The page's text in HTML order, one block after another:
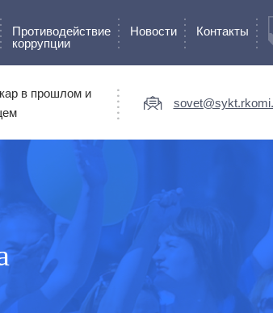
Противодействие
коррупции
Новости Контакты
в прошлом и